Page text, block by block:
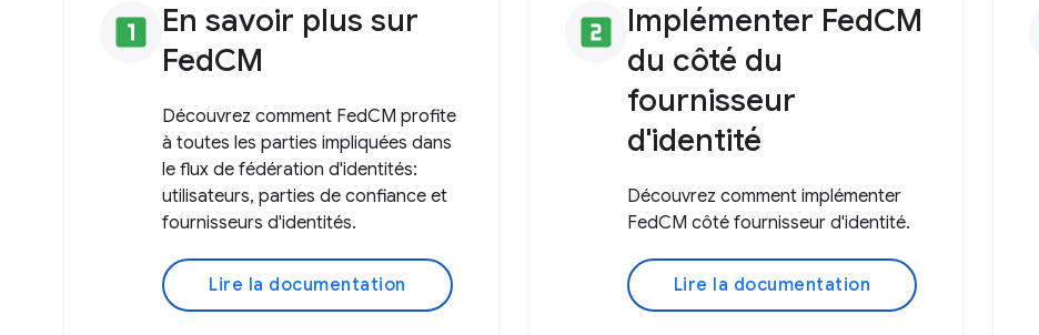
looks_one En savoir plus sur
FedCM
Découvrez comment FedCM profite
à toutes les parties impliquées dans
le flux de fédération d'identités:
utilisateurs, parties de confiance et
fournisseurs d'identités.
Lire la documentation
looks_two Implémenter FedCM
du côté du
fournisseur
d'identité
Découvrez comment implémenter
FedCM côté fournisseur d'identité.
Lire la documentation